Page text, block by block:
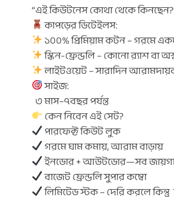
“এই কিউটনেস কোথা থেকে
কাপড়ের ডিটেইলস:
১০০% প্রিমিয়াম কটন – গরমে
স্কিন-ফ্রেন্ডলি – কোনো র‍্যাশ বা
লাইটওয়েট – সারাদিন
সাইজ:
৩ মাস–৭বছর পর্যন্ত
কেন নিবেন এই সেট?
পারফেক্ট কিউট লুক
গরমে ঘাম কমায়, আরাম বাড়ায়
ইনডোর + আউটডোর—সব
বাজেট ফ্রেন্ডলি সুপার কম্বো
লিমিটেড স্টক – দেরি করলে কিন্তু